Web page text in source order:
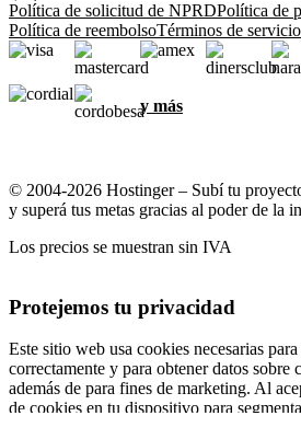
Política de solicitud de NPRDPolítica de
Política de reembolsoTérminos de servicio
y más
© 2004-2026 Hostinger – Subí tu
y superá tus metas gracias al poder de la
Los precios se muestran sin IVA
Protejemos tu privacidad
Este sitio web usa cookies necesarias
correctamente y para obtener datos sobre
además de para fines de marketing. Al
de cookies en tu dispositivo para